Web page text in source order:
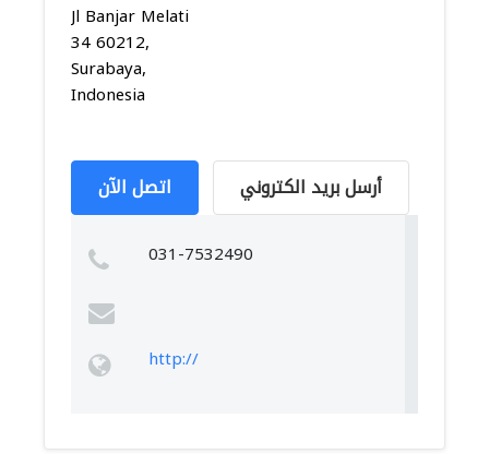
Jl Banjar Melati
34 60212,
Surabaya,
Indonesia
اتصل الآن أرسل بريد الكتروني
031-7532490
http://